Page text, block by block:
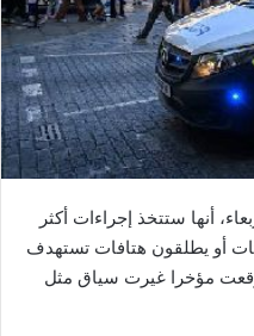
أنها ستتخذ إجراءات أكثر
أو يطلقون هتافات تستهدف
مؤخرا غيرت سياق مثل